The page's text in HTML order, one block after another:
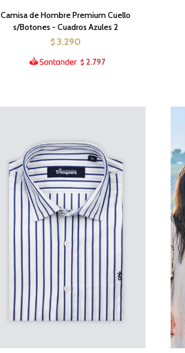
Camisa de Hombre Premium Cuello
s/Botones - Cuadros Azules 2
$ 3.290
$ 2.797